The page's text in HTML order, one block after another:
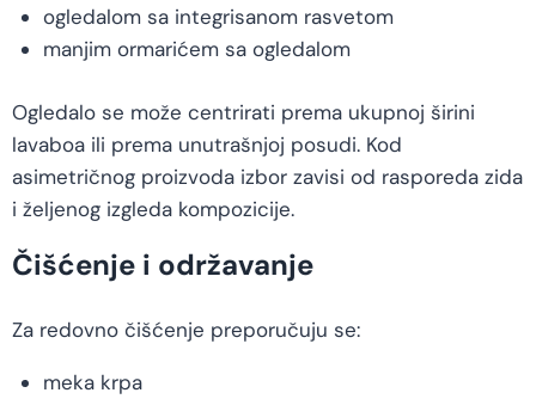
ogledalom sa integrisanom rasvetom
manjim ormarićem sa ogledalom
Ogledalo se može centrirati prema ukupnoj širini
lavaboa ili prema unutrašnjoj posudi. Kod
asimetričnog proizvoda izbor zavisi od rasporeda zida
i željenog izgleda kompozicije.
Čišćenje i održavanje
Za redovno čišćenje preporučuju se:
meka krpa